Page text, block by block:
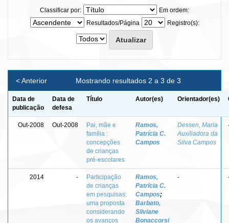
Classificar por:
Em ordem:
Resultados/Página
Registro(s):
Mostrando resultados 2 a 3 de 3
< Anterior
Data de
publicação
Data de
defesa
Título Autor(es) Orientador(es)
Out-2008 Out-2008
Pai, mãe e
família :
concepções
de crianças
pré-escolares
Ramos,
Patrícia C.
Campos
Dessen, Maria
Auxiliadora da
Silva Campos
2014 -
Participação
de crianças
em pesquisas:
uma proposta
considerando
os avanços
Ramos,
Patrícia C.
Campos;
Barbato,
Silviane
Bonaccorsi
-